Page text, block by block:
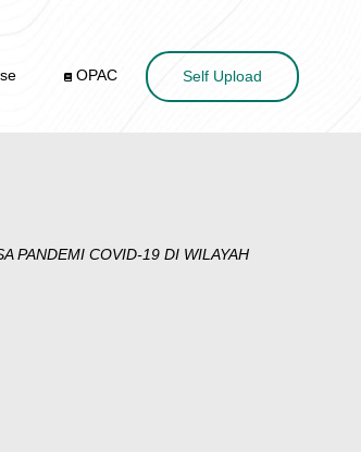
OPAC Self Upload
PANDEMI COVID-19 DI WILAYAH